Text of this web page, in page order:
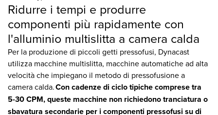
Ridurre i tempi e produrre
componenti più rapidamente con
l'alluminio multislitta a camera calda
Per la produzione di piccoli getti pressofusi, Dynacast
utilizza macchine multislitta, macchine automatiche ad alta
velocità che impiegano il metodo di pressofusione a
camera calda.Con cadenze di ciclo tipiche comprese tra
5-30 CPM, queste macchine non richiedono tranciatura o
sbavatura secondarie per i componenti pressofusi su di